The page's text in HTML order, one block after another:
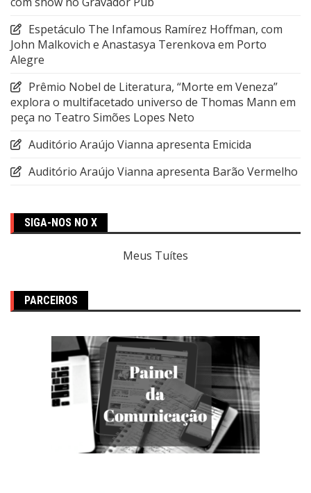
Espetáculo The Infamous Ramírez Hoffman, com
John Malkovich e Anastasya Terenkova em Porto
Alegre
Prêmio Nobel de Literatura, “Morte em Veneza”
explora o multifacetado universo de Thomas Mann em
peça no Teatro Simões Lopes Neto
Auditório Araújo Vianna apresenta Emicida
Auditório Araújo Vianna apresenta Barão Vermelho
SIGA-NOS NO X
Meus Tuítes
PARCEIROS